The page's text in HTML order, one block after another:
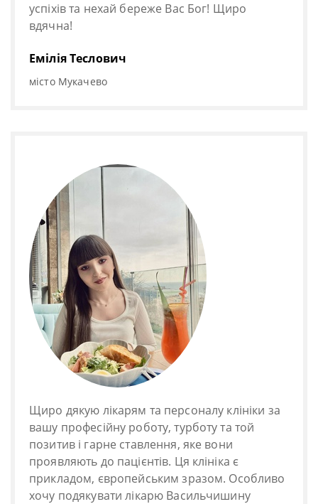
успіхів та нехай береже Вас Бог! Щиро
вдячна!
Емілія Теслович
місто Мукачево
Щиро дякую лікарям та персоналу клініки за
вашу професійну роботу, турботу та той
позитив і гарне ставлення, яке вони
проявляють до пацієнтів. Ця клініка є
прикладом, європейським зразом. Особливо
хочу подякувати лікарю Васильчишину